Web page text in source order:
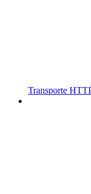
Transporte